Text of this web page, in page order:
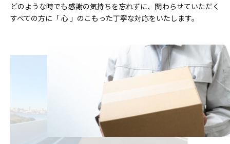
どのような時でも感謝の気持ちを忘れずに、関わらせていただく
すべての方に「 心 」のこもった丁寧な対応をいたします。